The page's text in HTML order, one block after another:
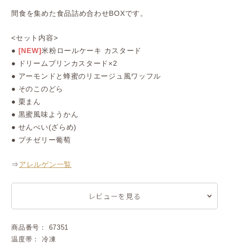
間食を集めた食品詰め合わせBOXです。
<セット内容>
● [NEW]米粉ロールケーキ カスタード
● ドリームプリンカスタード×2
● アーモンドと蜂蜜のリエージュ風ワッフル
● そのこのどら
● 栗まん
● 黒蜜風味ようかん
● せんべい(ざらめ)
● プチゼリー葡萄
⇒アレルゲン一覧
レビューを見る
商品番号： 67351
温度帯： 冷凍